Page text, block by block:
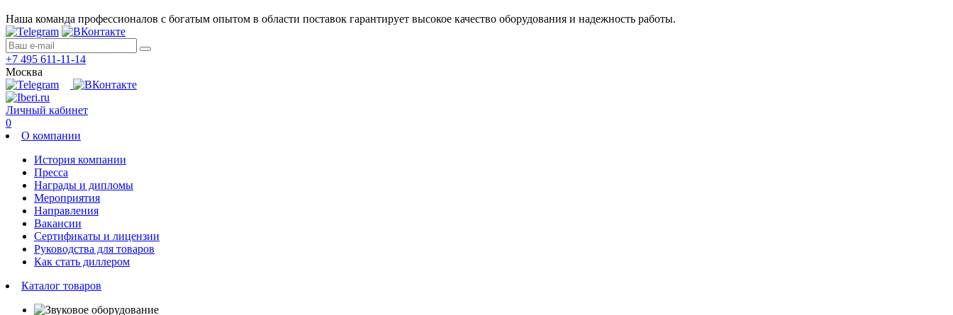
Наша команда профессионалов с богатым опытом в области поставок гарантирует высокое качество оборудования и надежность работы.
+7 495 611-11-14
Москва
Личный кабинет
0
О компании
История компании
Пресса
Награды и дипломы
Мероприятия
Направления
Вакансии
Сертификаты и лицензии
Руководства для товаров
Как стать диллером
Каталог товаров